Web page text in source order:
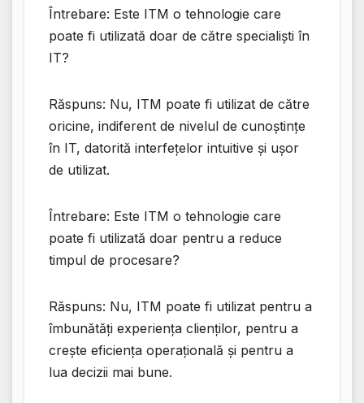
Întrebare: Este ITM o tehnologie care
poate fi utilizată doar de către specialiști în
IT?
Răspuns: Nu, ITM poate fi utilizat de către
oricine, indiferent de nivelul de cunoștințe
în IT, datorită interfețelor intuitive și ușor
de utilizat.
Întrebare: Este ITM o tehnologie care
poate fi utilizată doar pentru a reduce
timpul de procesare?
Răspuns: Nu, ITM poate fi utilizat pentru a
îmbunătăți experiența clienților, pentru a
crește eficiența operațională și pentru a
lua decizii mai bune.